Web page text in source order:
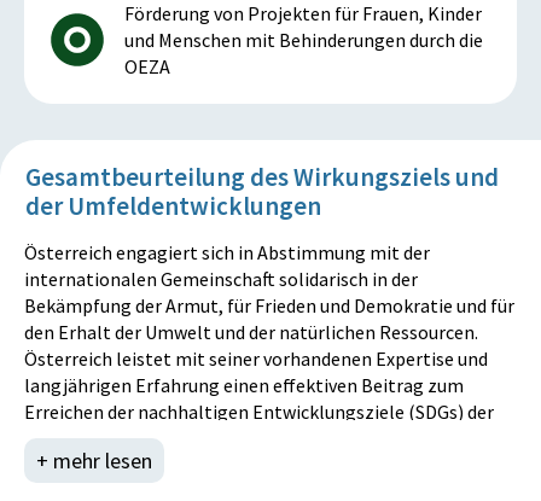
Förderung von Projekten für Frauen, Kinder
und Menschen mit Behinderungen durch die
OEZA
Gesamtbeurteilung des Wirkungsziels und
der Umfeldentwicklungen
Österreich engagiert sich in Abstimmung mit der
internationalen Gemeinschaft solidarisch in der
Bekämpfung der Armut, für Frieden und Demokratie und für
den Erhalt der Umwelt und der natürlichen Ressourcen.
Österreich leistet mit seiner vorhandenen Expertise und
langjährigen Erfahrung einen effektiven Beitrag zum
Erreichen der nachhaltigen Entwicklungsziele (SDGs) der
Vereinten Nationen. Insbesondere wird dabei die
gleichberechtigte Teilhabe und Mitsprache von Frauen und
+ mehr lesen